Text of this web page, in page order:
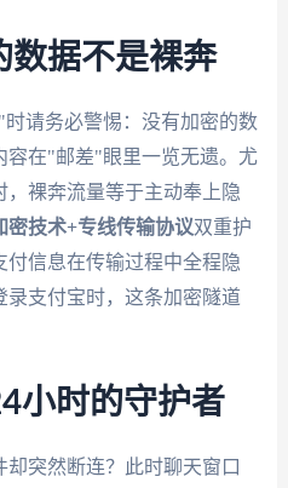
数据不是裸奔
时请务必警惕：没有加密的数
容在"邮差"眼里一览无遗。尤
裸奔流量等于主动奉上隐
密技术+专线传输协议双重护
信息在传输过程中全程隐
支付宝时，这条加密隧道
小时的守护者
突然断连？此时聊天窗口